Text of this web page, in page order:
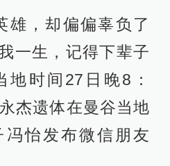
雄，却偏偏辜负了
一生，记得下辈子
时间27日晚8：
杰遗体在曼谷当地
怡发布微信朋友